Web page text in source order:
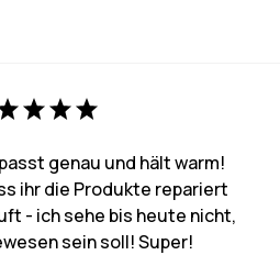
genau und hält warm!
ihr die Produkte repariert
- ich sehe bis heute nicht,
sein soll! Super!